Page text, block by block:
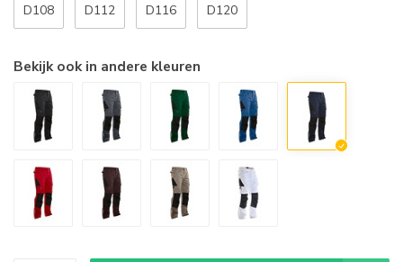
D108 D112 D116 D120
Bekijk ook in andere kleuren